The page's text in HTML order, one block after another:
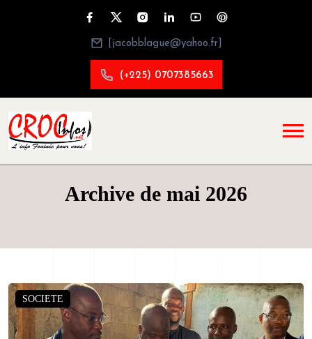
[jacobblague@yahoo.fr]
(+225) 0707385663
Archive de mai 2026
SOCIETE